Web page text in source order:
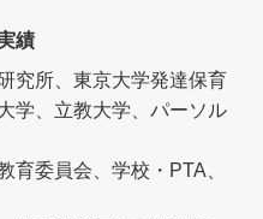
績
究所、東京大学発達保育
学、立教大学、パーソル
育委員会、学校・PTA、